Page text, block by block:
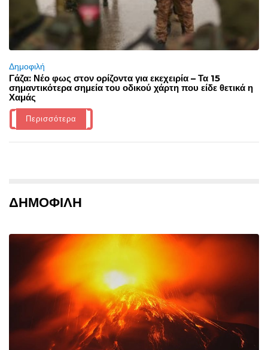
Δημοφιλή
Γάζα: Νέο φως στον ορίζοντα για εκεχειρία – Τα 15
σημαντικότερα σημεία του οδικού χάρτη που είδε θετικά η
Χαμάς
Περισσότερα
ΔΗΜΟΦΙΛΗ